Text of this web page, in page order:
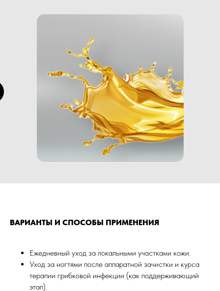
ВАРИАНТЫ И СПОСОБЫ ПРИМЕНЕНИЯ
Ежедневный уход за локальными участками кожи.
Уход за ногтями после аппаратной зачистки и курса
терапии грибковой инфекции (как поддерживающий
этап).